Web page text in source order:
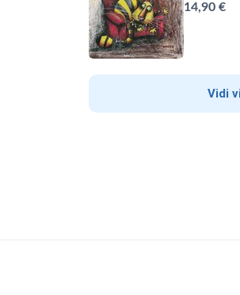
14,90 €
Vidi